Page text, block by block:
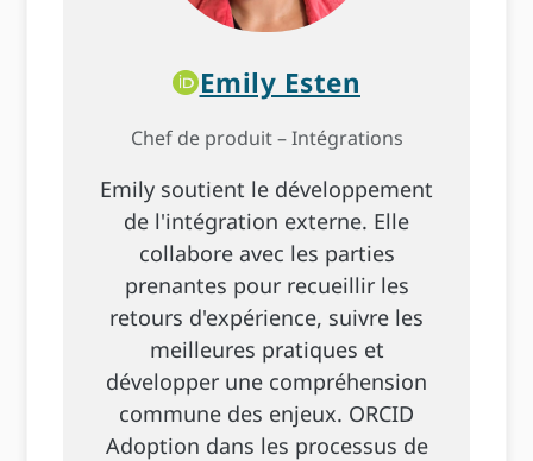
Emily Esten
Chef de produit – Intégrations
Emily soutient le développement
de l'intégration externe. Elle
collabore avec les parties
prenantes pour recueillir les
retours d'expérience, suivre les
meilleures pratiques et
développer une compréhension
commune des enjeux. ORCID
Adoption dans les processus de